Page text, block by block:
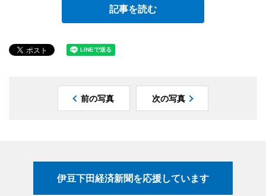
記事を読む
前の写真 次の写真
伊豆下田経済新聞を応援しています